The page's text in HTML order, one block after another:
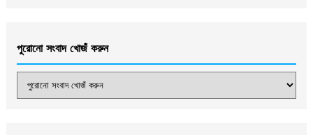
পুরোনো সংবাদ খোজঁ করুন